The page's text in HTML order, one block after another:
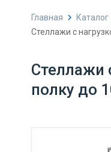
Главная Каталог
Стеллажи с
Стеллажи
полку до